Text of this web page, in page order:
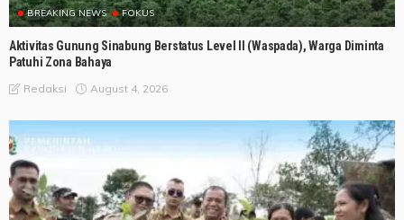
BREAKING NEWS FOKUS
Aktivitas Gunung Sinabung Berstatus Level II (Waspada), Warga Diminta
Patuhi Zona Bahaya
Redaksi August 4, 2026